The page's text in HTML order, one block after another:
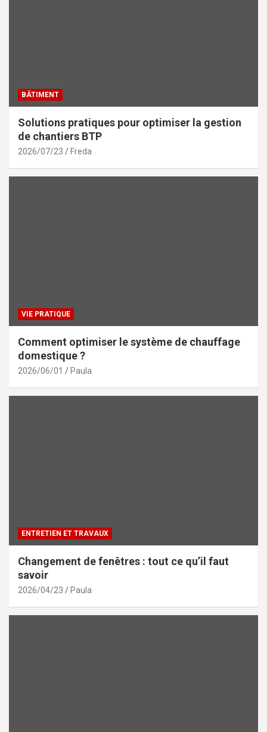
BÂTIMENT
Solutions pratiques pour optimiser la gestion
de chantiers BTP
2026/07/23 Freda
VIE PRATIQUE
Comment optimiser le système de chauffage
domestique ?
2026/06/01 Paula
ENTRETIEN ET TRAVAUX
Changement de fenêtres : tout ce qu’il faut
savoir
2026/04/23 Paula